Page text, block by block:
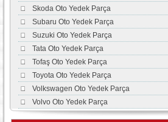
Skoda Oto Yedek Parça
Subaru Oto Yedek Parça
Suzuki Oto Yedek Parça
Tata Oto Yedek Parça
Tofaş Oto Yedek Parça
Toyota Oto Yedek Parça
Volkswagen Oto Yedek Parça
Volvo Oto Yedek Parça